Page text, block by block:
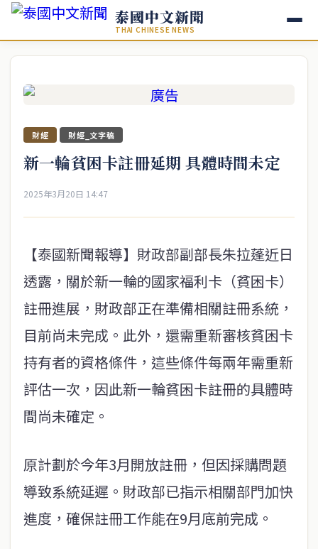
泰國中文新聞
THAI CHINESE NEWS
財經 財經_文字稿
新一輪貧困卡註冊延期 具體時間未定
2025年3月20日 14:47
【泰國新聞報導】財政部副部長朱拉蓬近日
透露，關於新一輪的國家福利卡（貧困卡）
註冊進展，財政部正在準備相關註冊系統，
目前尚未完成。此外，還需重新審核貧困卡
持有者的資格條件，這些條件每兩年需重新
評估一次，因此新一輪貧困卡註冊的具體時
間尚未確定。
原計劃於今年3月開放註冊，但因採購問題
導致系統延遲。財政部已指示相關部門加快
進度，確保註冊工作能在9月底前完成。